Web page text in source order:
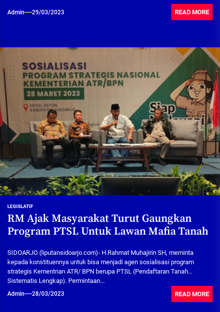
Admin 29/03/2023 READ MORE
LEGISLATIF
RM Ajak Masyarakat Turut Gaungkan
Program PTSL Untuk Lawan Mafia Tanah
SIDOARJO (liputansidoarjo.com)- H.Rahmat Muhajirin SH, meminta
kepada konstituennya untuk bisa menjadi agen sosialisasi program
strategis Kementrian ATR/ BPN berupa PTSL (Pendaftaran Tanah
Sistematis Lengkap). Permintaan...
Admin 28/03/2023 READ MORE